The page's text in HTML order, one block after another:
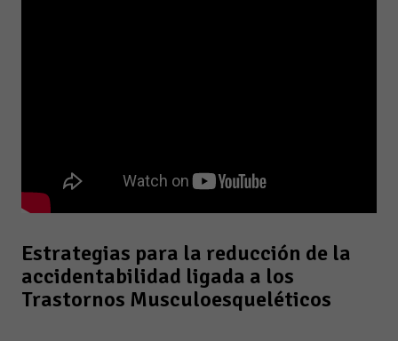
Estrategias para la reducción de la
accidentabilidad ligada a los
Trastornos Musculoesqueléticos